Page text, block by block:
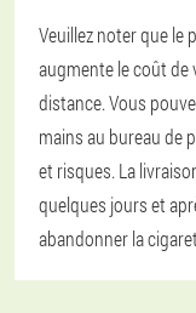
Veuillez noter que le
augmente le coût
distance. Vous
mains au bureau de
et risques. La
quelques jours et
abandonner la